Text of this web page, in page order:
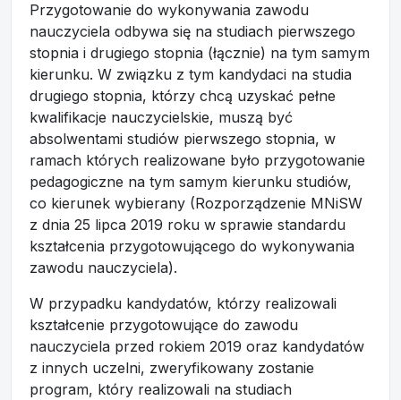
Przygotowanie do wykonywania zawodu
nauczyciela odbywa się na studiach pierwszego
stopnia i drugiego stopnia (łącznie) na tym samym
kierunku. W związku z tym kandydaci na studia
drugiego stopnia, którzy chcą uzyskać pełne
kwalifikacje nauczycielskie, muszą być
absolwentami studiów pierwszego stopnia, w
ramach których realizowane było przygotowanie
pedagogiczne na tym samym kierunku studiów,
co kierunek wybierany (Rozporządzenie MNiSW
z dnia 25 lipca 2019 roku w sprawie standardu
kształcenia przygotowującego do wykonywania
zawodu nauczyciela).
W przypadku kandydatów, którzy realizowali
kształcenie przygotowujące do zawodu
nauczyciela przed rokiem 2019 oraz kandydatów
z innych uczelni, zweryfikowany zostanie
program, który realizowali na studiach